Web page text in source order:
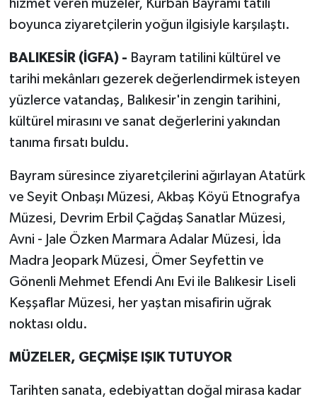
hizmet veren müzeler, Kurban Bayramı tatili
boyunca ziyaretçilerin yoğun ilgisiyle karşılaştı.
BALIKESİR (İGFA) - Bayram tatilini kültürel ve
tarihi mekânları gezerek değerlendirmek isteyen
yüzlerce vatandaş, Balıkesir'in zengin tarihini,
kültürel mirasını ve sanat değerlerini yakından
tanıma fırsatı buldu.
Bayram süresince ziyaretçilerini ağırlayan Atatürk
ve Seyit Onbaşı Müzesi, Akbaş Köyü Etnografya
Müzesi, Devrim Erbil Çağdaş Sanatlar Müzesi,
Avni - Jale Özken Marmara Adalar Müzesi, İda
Madra Jeopark Müzesi, Ömer Seyfettin ve
Gönenli Mehmet Efendi Anı Evi ile Balıkesir Liseli
Keşşaflar Müzesi, her yaştan misafirin uğrak
noktası oldu.
MÜZELER, GEÇMİŞE IŞIK TUTUYOR
Tarihten sanata, edebiyattan doğal mirasa kadar